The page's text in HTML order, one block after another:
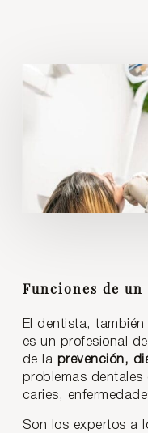
Funciones de
El dentista,
es un profesional
de la prevención,
problemas
caries,
Son los expertos a